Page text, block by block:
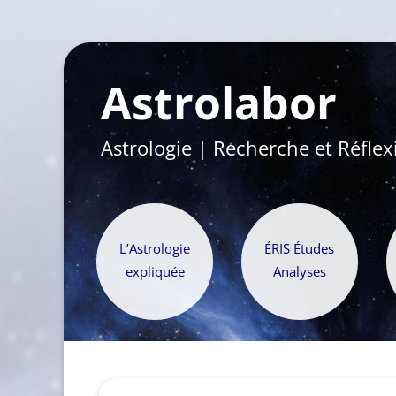
Astrolabor
Astrologie | Recherche et
L’Astrologie
expliquée
ÉRIS Études
Analyses